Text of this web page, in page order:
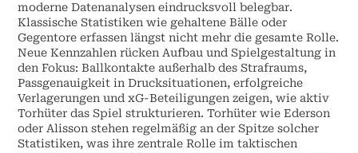
moderne Datenanalysen eindrucksvoll belegbar.
Klassische Statistiken wie gehaltene Bälle oder
Gegentore erfassen längst nicht mehr die gesamte Rolle.
Neue Kennzahlen rücken Aufbau und Spielgestaltung in
den Fokus: Ballkontakte außerhalb des Strafraums,
Passgenauigkeit in Drucksituationen, erfolgreiche
Verlagerungen und xG-Beteiligungen zeigen, wie aktiv
Torhüter das Spiel strukturieren. Torhüter wie Ederson
oder Alisson stehen regelmäßig an der Spitze solcher
Statistiken, was ihre zentrale Rolle im taktischen